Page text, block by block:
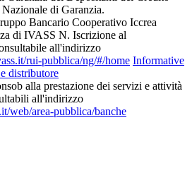
di Garanzia.
Bancario Cooperativo Iccrea
di IVASS N. Iscrizione al
all'indirizzo
rui-pubblica/ng/#/home Informative
distributore
alla prestazione dei servizi e attività
all'indirizzo
web/area-pubblica/banche